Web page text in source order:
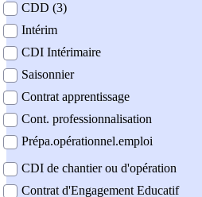
CDD (3)
Intérim
CDI Intérimaire
Saisonnier
Contrat apprentissage
Cont. professionnalisation
Prépa.opérationnel.emploi
CDI de chantier ou d'opération
Contrat d'Engagement Educatif